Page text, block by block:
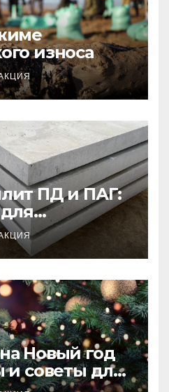
износа
ПД и ПАГ:
и прочного
Новый год
и советы для